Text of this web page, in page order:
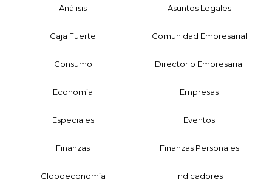
Análisis Asuntos Legales
Caja Fuerte Comunidad Empresarial
Consumo Directorio Empresarial
Economía Empresas
Especiales Eventos
Finanzas Finanzas Personales
Globoeconomía Indicadores